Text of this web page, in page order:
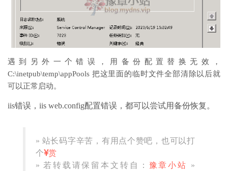
遇到另外一个错误，用备份配置替换无效，
C:\inetpub\temp\appPools 把这里面的临时文件全部清除以后就
可以正常启动。
iis错误，iis web.config配置错误，都可以尝试用备份恢复。
» 站长码字辛苦，有用点个赞吧，也可以打
个 赏
» 若转载请保留本文转自： 豫章小站
»